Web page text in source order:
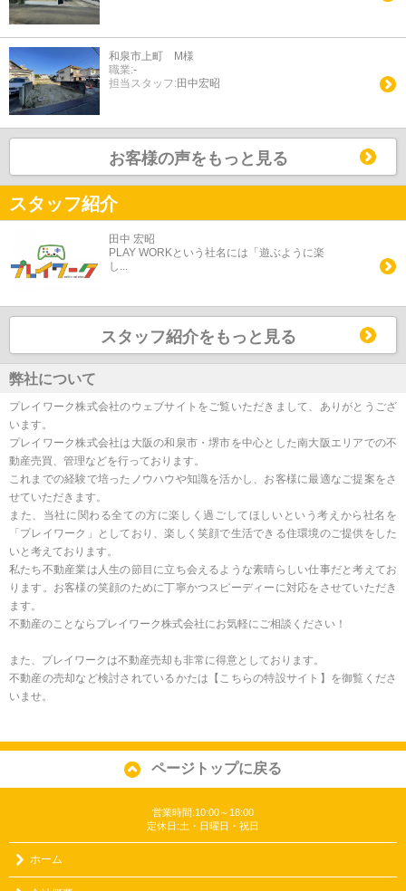
和泉市上町 M様
職業:-
担当スタッフ:田中宏昭
お客様の声をもっと見る
スタッフ紹介
田中 宏昭
PLAY WORKという社名には「遊ぶように楽
し...
スタッフ紹介をもっと見る
弊社について
プレイワーク株式会社のウェブサイトをご覧いただきまして、ありがとうござ
います。
プレイワーク株式会社は大阪の和泉市・堺市を中心とした南大阪エリアでの不
動産売買、管理などを行っております。
これまでの経験で培ったノウハウや知識を活かし、お客様に最適なご提案をさ
せていただきます。
また、当社に関わる全ての方に楽しく過ごしてほしいという考えから社名を
「プレイワーク」としており、楽しく笑顔で生活できる住環境のご提供をした
いと考えております。
私たち不動産業は人生の節目に立ち会えるような素晴らしい仕事だと考えてお
ります。お客様の笑顔のために丁寧かつスピーディーに対応をさせていただき
ます。
不動産のことならプレイワーク株式会社にお気軽にご相談ください！
また、プレイワークは不動産売却も非常に得意としております。
不動産の売却など検討されているかたは 【こちらの特設サイト】 を御覧くださ
いませ。
ページトップに戻る
営業時間:10:00～18:00
定休日:土・日曜日・祝日
ホーム